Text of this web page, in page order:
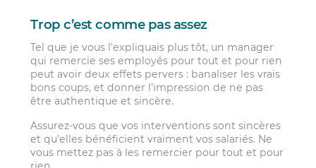
Trop c’est comme pas assez
Tel que je vous l’expliquais plus tôt, un manager
qui remercie ses employés pour tout et pour rien
peut avoir deux effets pervers : banaliser les vrais
bons coups, et donner l’impression de ne pas
être authentique et sincère.
Assurez-vous que vos interventions sont sincères
et qu’elles bénéficient vraiment vos salariés. Ne
vous mettez pas à les remercier pour tout et pour